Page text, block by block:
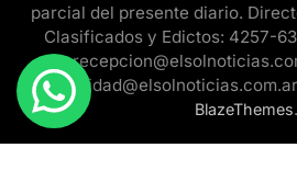
parcial del presente diario.
Clasificados y Edictos: 4257-
BlazeThemes.